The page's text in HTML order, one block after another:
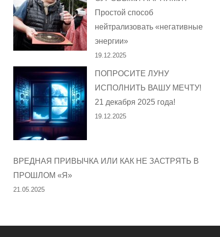
Простой способ
нейтрализовать «негативные
энергии»
19.12.2025
ПОПРОСИТЕ ЛУНУ
ИСПОЛНИТЬ ВАШУ МЕЧТУ!
21 декабря 2025 года!
19.12.2025
ВРЕДНАЯ ПРИВЫЧКА ИЛИ КАК НЕ ЗАСТРЯТЬ В
ПРОШЛОМ «Я»
21.05.2025